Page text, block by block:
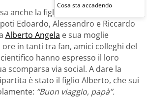
anche la figlia del giornalista,
Edoardo, Alessandro e Riccardo
Alberto Angela e sua moglie
ore in tanti tra fan, amici colleghi del
hanno espresso il loro
scomparsa via social. A dare la
è stato il figlio Alberto, che sui
“Buon viaggio, papà”.
Cosa sta accadendo